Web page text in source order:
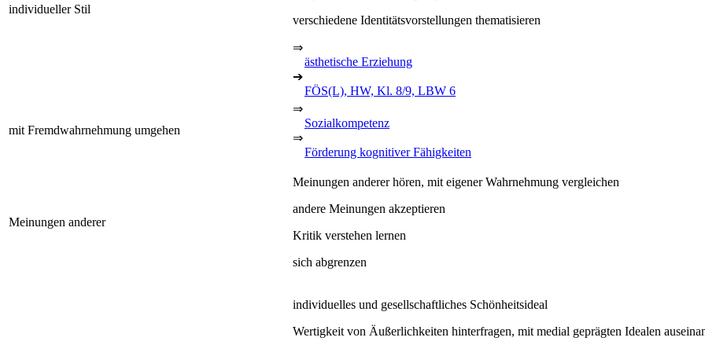
individueller Stil
verschiedene Identitätsvorstellungen thematisieren
⇒
ästhetische Erziehung
➔
FÖS(L), HW, Kl. 8/9, LBW 6
mit Fremdwahrnehmung umgehen
⇒
Sozialkompetenz
⇒
Förderung kognitiver Fähigkeiten
Meinungen anderer
Meinungen anderer hören, mit eigener Wahrnehmung vergleichen
andere Meinungen akzeptieren
Kritik verstehen lernen
sich abgrenzen
individuelles und gesellschaftliches Schönheitsideal
Wertigkeit von Äußerlichkeiten hinterfragen, mit medial geprägten Idealen